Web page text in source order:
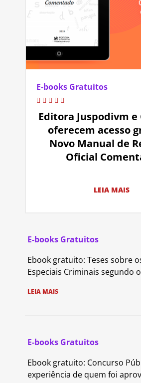
E-books Gratuitos
Editora Juspodivm e
oferecem acesso
Novo Manual de
Oficial
LEIA MAIS
E-books Gratuitos
Ebook gratuito: Teses sobre
Especiais Criminais segundo o
LEIA MAIS
E-books Gratuitos
Ebook gratuito: Concurso
experiência de quem foi